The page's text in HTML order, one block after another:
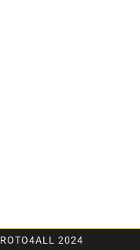
ROTO4ALL 2024